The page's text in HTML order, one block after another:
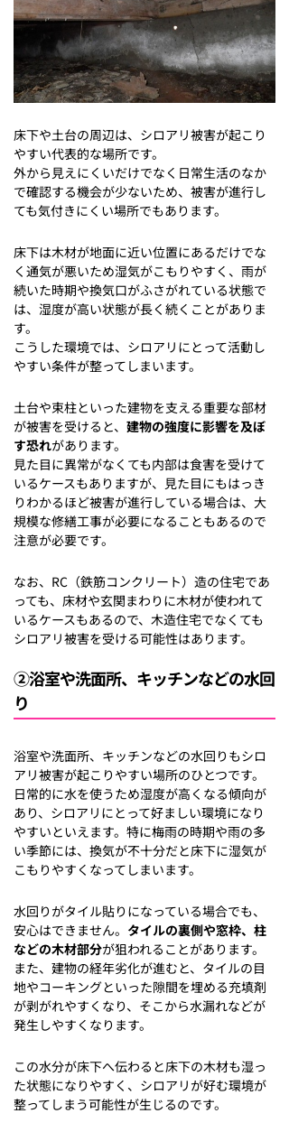
床下や土台の周辺は、シロアリ被害が起こり
やすい代表的な場所です。
外から見えにくいだけでなく日常生活のなか
で確認する機会が少ないため、被害が進行し
ても気付きにくい場所でもあります。
床下は木材が地面に近い位置にあるだけでな
く通気が悪いため湿気がこもりやすく、雨が
続いた時期や換気口がふさがれている状態で
は、湿度が高い状態が長く続くことがありま
す。
こうした環境では、シロアリにとって活動し
やすい条件が整ってしまいます。
土台や束柱といった建物を支える重要な部材
が被害を受けると、 建物の強度に影響を及ぼ
す恐れがあります。
見た目に異常がなくても内部は食害を受けて
いるケースもありますが、見た目にもはっき
りわかるほど被害が進行している場合は、大
規模な修繕工事が必要になることもあるので
注意が必要です。
なお、RC（鉄筋コンクリート）造の住宅であ
っても、床材や玄関まわりに木材が使われて
いるケースもあるので、木造住宅でなくても
シロアリ被害を受ける可能性はあります。
②浴室や洗面所、キッチンなどの水回
り
浴室や洗面所、キッチンなどの水回りもシロ
アリ被害が起こりやすい場所のひとつです。
日常的に水を使うため湿度が高くなる傾向が
あり、シロアリにとって好ましい環境になり
やすいといえます。特に梅雨の時期や雨の多
い季節には、換気が不十分だと床下に湿気が
こもりやすくなってしまいます。
水回りがタイル貼りになっている場合でも、
安心はできません。 タイルの裏側や窓枠、柱
などの木材部分が狙われることがあります。
また、建物の経年劣化が進むと、タイルの目
地やコーキングといった隙間を埋める充填剤
が剥がれやすくなり、そこから水漏れなどが
発生しやすくなります。
この水分が床下へ伝わると床下の木材も湿っ
た状態になりやすく、シロアリが好む環境が
整ってしまう可能性が生じるのです。